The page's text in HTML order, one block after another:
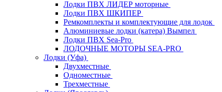
Лодки ПВХ ЛИДЕР моторные
Лодки ПВХ ШКИПЕР
Ремкомплекты и комплектующие для лодок
Алюминиевые лодки (катера) Вымпел
Лодки ПВХ Sea-Pro
ЛОДОЧНЫЕ МОТОРЫ SEA-PRO
Лодки (Уфа)
Двухместные
Одноместные
Трехместные